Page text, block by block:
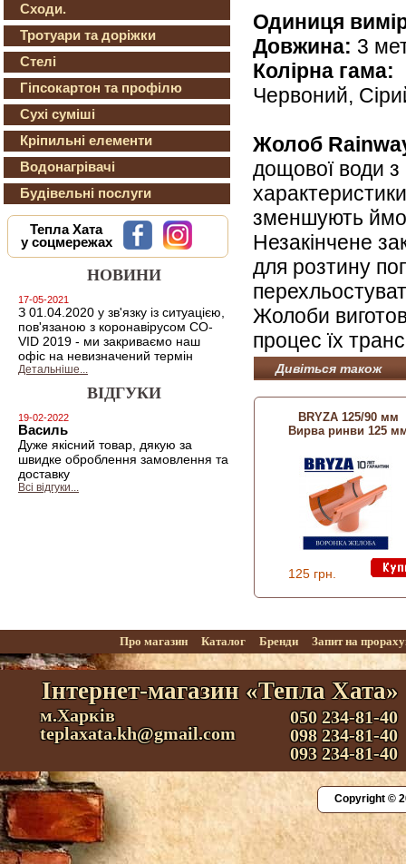
Сходи.
Тротуари та доріжки
Стелі
Гіпсокартон та профілю
Сухі суміші
Кріпильні елементи
Водонагрівачі
Будівельні послуги
Тепла Хата
у соцмережах
НОВИНИ
17-05-2021
З 01.04.2020 у зв'язку із ситуацією,
пов'язаною з коронавірусом CO-
VID 2019 - ми закриваємо наш
офіс на невизначений термін
Детальніше...
ВІДГУКИ
19-02-2022
Василь
Дуже якісний товар, дякую за
швидке оброблення замовлення та
доставку
Всі відгуки...
Одиниця
Довжина: 3
Колірна гама:
Червоний,
Жолоб
дощової води з
зменшують
Незакінчене
для розтину
Жолоби
процес їх
Дивіться також
BRYZA 125/90 мм
Вирва ринви 125
125 грн.
Про магазин Каталог Бренди Запит на
Інтернет-магазин «Тепла Хата»
м.Харків
teplaxata.kh@gmail.com
050 234-81-40
098 234-81-40
093 234-81-40
Copyright ©